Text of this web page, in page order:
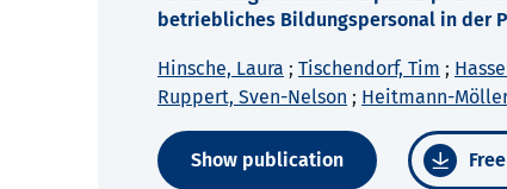
betriebliches Bildungspersonal in der
Hinsche, Laura ; Tischendorf, Tim ;
Ruppert, Sven-Nelson ; Heitmann-
Show publication